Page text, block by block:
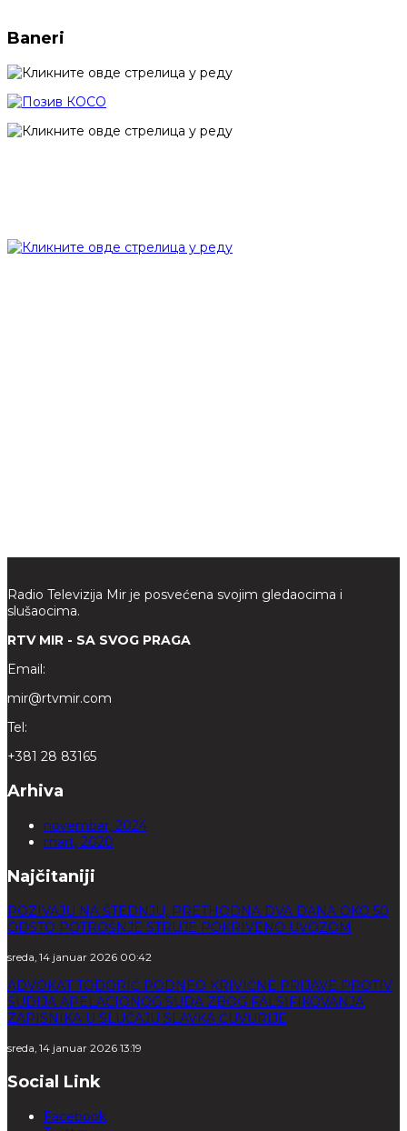
Baneri
Radio Televizija Mir je posvećena svojim gledaocima i
slušaocima.
RTV MIR - SA SVOG PRAGA
Email:
mir@rtvmir.com
Tel:
+381 28 83165
Arhiva
novembar, 2024
mart, 2020
Najčitaniji
POZIVAJU NA ŠTEDNJU, PRETHODNA DVA DANA OKO 50
ODSTO POTROŠNJE STRUJE POKRIVENO UVOZOM
sreda, 14 januar 2026 00:42
ADVOKAT TODORIĆ PODNEO KRIVIČNE PRIJAVE PROTIV
SUDIJA APELACIONOG SUDA ZBOG FALSIFIKOVANJA
ZAPISNIKA U SLUČAJU SLAVKA ĆUVURIJE
sreda, 14 januar 2026 13:19
Social Link
Facebook